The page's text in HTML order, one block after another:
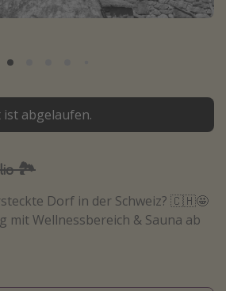
ist abgelaufen.
🏞️
Dorf in der Schweiz? 🇨🇭🤩
mit Wellnessbereich & Sauna ab